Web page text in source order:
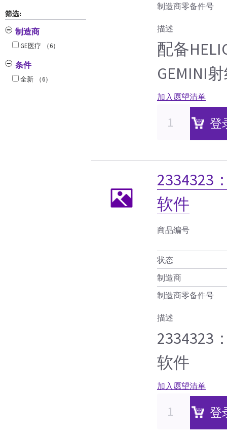
筛选:
制造商
GE医疗 （6）
条件
全新 （6）
制造商零备件号
描述
配备
GEMINI
加入愿望清单
登
2334323
软件
商品编号
状态
制造商
制造商零备件号
描述
2334323
软件
加入愿望清单
登